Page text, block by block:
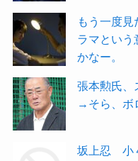
もう一度
ラマという
かなー。
張本勲氏、
→そら、ボ
坂上忍 小